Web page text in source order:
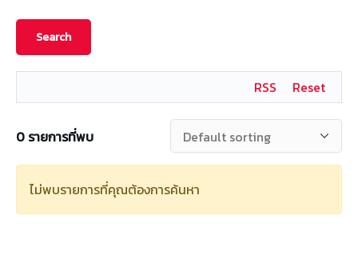
Reset
RSS
0 รายการที่พบ
ไม่พบรายการที่คุณต้องการค้นหา